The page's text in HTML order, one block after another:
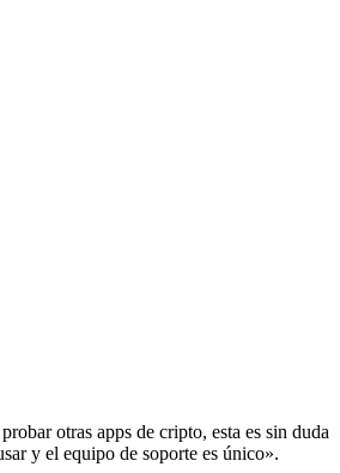
otras apps de cripto, esta es sin duda
y el equipo de soporte es único».